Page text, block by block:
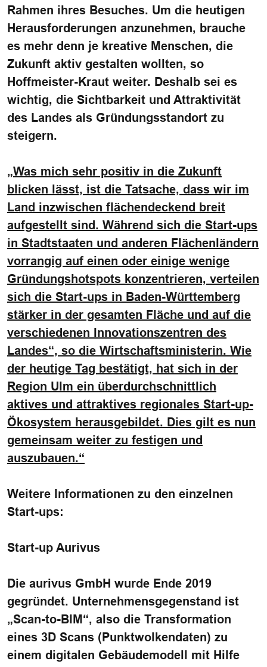
Rahmen ihres Besuches. Um die heutigen
Herausforderungen anzunehmen, brauche
es mehr denn je kreative Menschen, die
Zukunft aktiv gestalten wollten, so
Hoffmeister-Kraut weiter. Deshalb sei es
wichtig, die Sichtbarkeit und Attraktivität
des Landes als Gründungsstandort zu
steigern.
„Was mich sehr positiv in die Zukunft
blicken lässt, ist die Tatsache, dass wir im
Land inzwischen flächendeckend breit
aufgestellt sind. Während sich die Start-ups
in Stadtstaaten und anderen Flächenländern
vorrangig auf einen oder einige wenige
Gründungshotspots konzentrieren, verteilen
sich die Start-ups in Baden-Württemberg
stärker in der gesamten Fläche und auf die
verschiedenen Innovationszentren des
Landes“, so die Wirtschaftsministerin. Wie
der heutige Tag bestätigt, hat sich in der
Region Ulm ein überdurchschnittlich
aktives und attraktives regionales Start-up-
Ökosystem herausgebildet. Dies gilt es nun
gemeinsam weiter zu festigen und
auszubauen.“
Weitere Informationen zu den einzelnen
Start-ups:
Start-up Aurivus
Die aurivus GmbH wurde Ende 2019
gegründet. Unternehmensgegenstand ist
„Scan-to-BIM“, also die Transformation
eines 3D Scans (Punktwolkendaten) zu
einem digitalen Gebäudemodell mit Hilfe